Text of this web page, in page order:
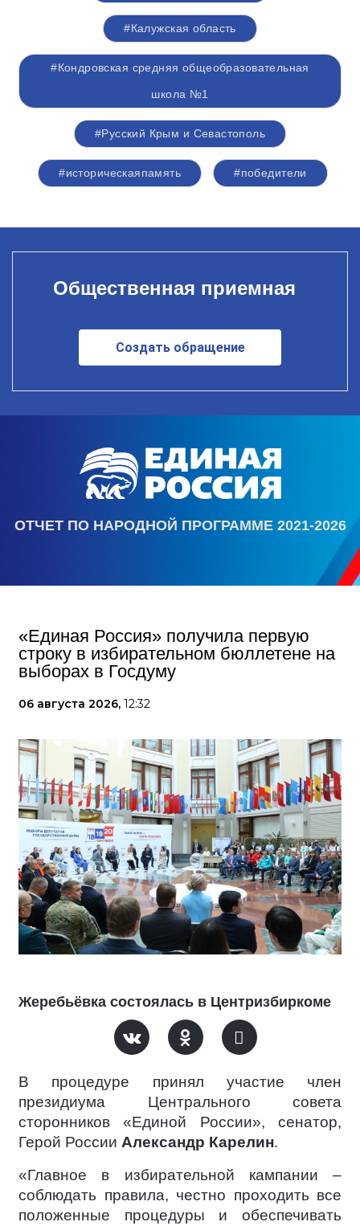
#Калужская область
#Кондровская средняя общеобразовательная
школа №1
#Русский Крым и Севастополь
#историческаяпамять #победители
Общественная приемная
Создать обращение
ОТЧЕТ ПО НАРОДНОЙ ПРОГРАММЕ 2021-2026
«Единая Россия» получила первую
строку в избирательном бюллетене на
выборах в Госдуму
06 августа 2026, 12:32
Жеребьёвка состоялась в Центризбиркоме
В процедуре принял участие член
президиума Центрального совета
сторонников «Единой России», сенатор,
Герой России Александр Карелин.
«Главное в избирательной кампании –
соблюдать правила, честно проходить все
положенные процедуры и обеспечивать